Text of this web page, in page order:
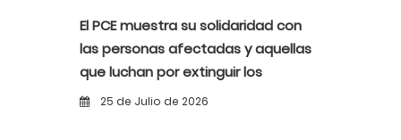
El PCE muestra su solidaridad con
las personas afectadas y aquellas
que luchan por extinguir los
incendios
25 de Julio de 2026